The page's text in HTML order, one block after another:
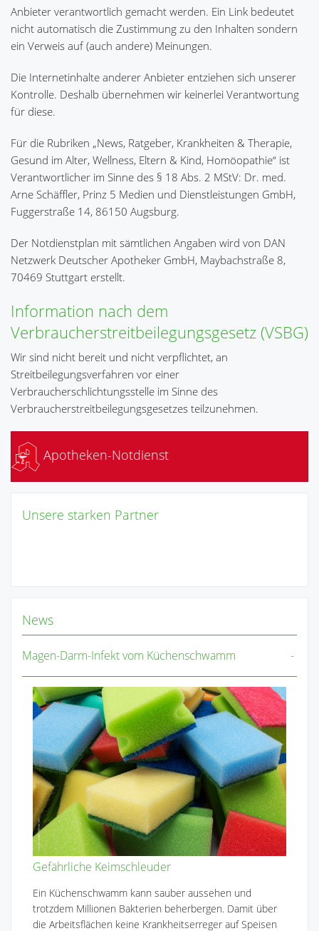
Anbieter verantwortlich gemacht werden. Ein Link bedeutet
nicht automatisch die Zustimmung zu den Inhalten sondern
ein Verweis auf (auch andere) Meinungen.
Die Internetinhalte anderer Anbieter entziehen sich unserer
Kontrolle. Deshalb übernehmen wir keinerlei Verantwortung
für diese.
Für die Rubriken „News, Ratgeber, Krankheiten & Therapie,
Gesund im Alter, Wellness, Eltern & Kind, Homöopathie“ ist
Verantwortlicher im Sinne des § 18 Abs. 2 MStV: Dr. med.
Arne Schäffler, Prinz 5 Medien und Dienstleistungen GmbH,
Fuggerstraße 14, 86150 Augsburg.
Der Notdienstplan mit sämtlichen Angaben wird von DAN
Netzwerk Deutscher Apotheker GmbH, Maybachstraße 8,
70469 Stuttgart erstellt.
Information nach dem
Verbraucherstreitbeilegungsgesetz (VSBG)
Wir sind nicht bereit und nicht verpflichtet, an
Streitbeilegungsverfahren vor einer
Verbraucherschlichtungsstelle im Sinne des
Verbraucherstreitbeilegungsgesetzes teilzunehmen.
Apotheken-Notdienst
Unsere starken Partner
News
Magen-Darm-Infekt vom Küchenschwamm
Gefährliche Keimschleuder
Ein Küchenschwamm kann sauber aussehen und
trotzdem Millionen Bakterien beherbergen. Damit über
die Arbeitsflächen keine Krankheitserreger auf Speisen